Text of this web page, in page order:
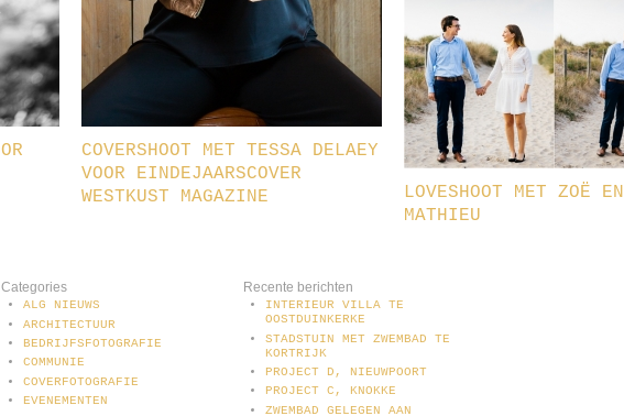
COVERSHOOT MET TESSA DELAEY
VOOR EINDEJAARSCOVER
WESTKUST MAGAZINE
LOVESHOOT MET ZOË EN
MATHIEU
Categories
ALG NIEUWS
ARCHITECTUUR
BEDRIJFSFOTOGRAFIE
COMMUNIE
COVERFOTOGRAFIE
EVENEMENTEN
Recente berichten
INTERIEUR VILLA TE
OOSTDUINKERKE
STADSTUIN MET ZWEMBAD TE
KORTRIJK
PROJECT D, NIEUWPOORT
PROJECT C, KNOKKE
ZWEMBAD GELEGEN AAN